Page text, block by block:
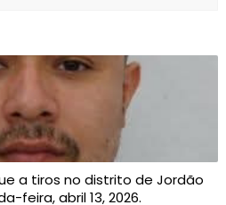
a tiros no distrito de Jordão
feira, abril 13, 2026.